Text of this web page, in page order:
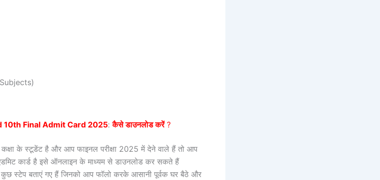
10th Final Admit Card 2025:कैसे डाउनलोड करें?
कक्षा के स्टूडेंट है और आप फाइनल परीक्षा 2025 में देने वाले हैं तो आप
कार्ड है इसे ऑनलाइन के माध्यम से डाउनलोड कर सकते हैं
स्टेप बताएं गए हैं जिनको आप फॉलो करके आसानी पूर्वक घर बैठे और